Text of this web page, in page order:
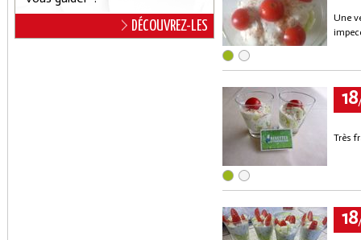
DÉCOUVREZ-LES
Une
18
Très
18